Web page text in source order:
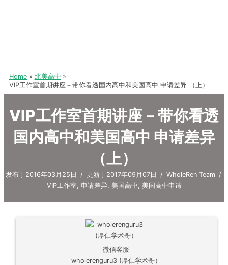
Home
北美高中
VIP工作室首期讲座－带你看透国内高中和美国高中 申请差异 （上）
VIP工作室首期讲座－带你看透
国内高中和美国高中 申请差异
（上）
发布于2016年03月25日 / 更新于2017年09月07日 / WholeRen Team /
VIP工作室, 申请差异, 美国高中, 美国高中申请
微信客服
wholerenguru3 (厚仁学术哥）